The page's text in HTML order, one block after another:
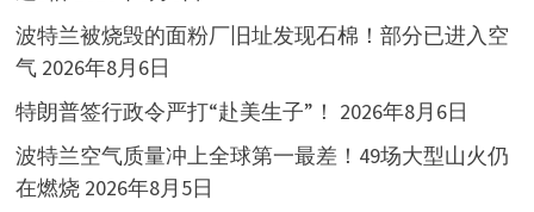
波特兰被烧毁的面粉厂旧址发现石棉！部分已进入空
气 2026年8月6日
特朗普签行政令严打“赴美生子”！ 2026年8月6日
波特兰空气质量冲上全球第一最差！49场大型山火仍
在燃烧 2026年8月5日